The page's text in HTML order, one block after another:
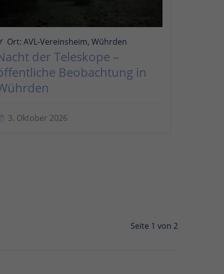
Ort: AVL-Vereinsheim, Wührden
der Teleskope –
Beobachtung in
3. Oktober 2026
Seite 1 von 2